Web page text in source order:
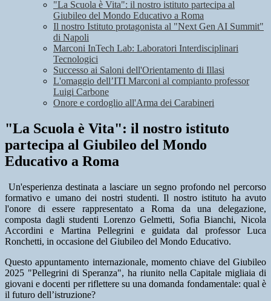
"La Scuola è Vita": il nostro istituto partecipa al
Giubileo del Mondo Educativo a Roma
Il nostro Istituto protagonista al "Next Gen AI Summit"
di Napoli
Marconi InTech Lab: Laboratori Interdisciplinari
Tecnologici
Successo ai Saloni dell'Orientamento di Illasi
L'omaggio dell’ITI Marconi al compianto professor
Luigi Carbone
Onore e cordoglio all'Arma dei Carabineri
"La Scuola è Vita": il nostro istituto
partecipa al Giubileo del Mondo
Educativo a Roma
Un'esperienza destinata a lasciare un segno profondo nel percorso
formativo e umano dei nostri studenti. Il nostro istituto ha avuto
l'onore di essere rappresentato a Roma da una delegazione,
composta dagli studenti Lorenzo Gelmetti, Sofia Bianchi, Nicola
Accordini e Martina Pellegrini e guidata dal professor Luca
Ronchetti, in occasione del Giubileo del Mondo Educativo.
Questo appuntamento internazionale, momento chiave del Giubileo
2025 "Pellegrini di Speranza", ha riunito nella Capitale migliaia di
giovani e docenti per riflettere su una domanda fondamentale: qual è
il futuro dell’istruzione?